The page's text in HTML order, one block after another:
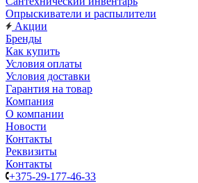
Опрыскиватели и распылители
Акции
Бренды
Как купить
Условия оплаты
Условия доставки
Гарантия на товар
Компания
О компании
Новости
Контакты
Реквизиты
Контакты
+375-29-177-46-33